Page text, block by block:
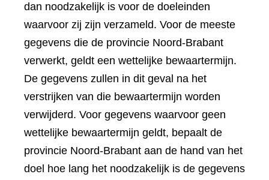
dan noodzakelijk is voor de doeleinden
waarvoor zij zijn verzameld. Voor de meeste
gegevens die de provincie Noord-Brabant
verwerkt, geldt een wettelijke bewaartermijn.
De gegevens zullen in dit geval na het
verstrijken van die bewaartermijn worden
verwijderd. Voor gegevens waarvoor geen
wettelijke bewaartermijn geldt, bepaalt de
provincie Noord-Brabant aan de hand van het
doel hoe lang het noodzakelijk is de gegevens